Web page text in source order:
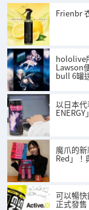
Frienbr
hololive
Lawson
bull 6罐
以日本
魔爪的
Red」！
可以暢
正式發